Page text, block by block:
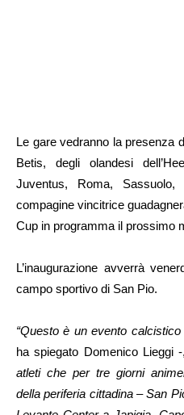
Le gare vedranno la presenza
Betis, degli olandesi
Juventus, Roma,
compagine vincitrice
Cup in programma il prossimo
L’inaugurazione avverrà
campo sportivo di San Pio.
“Questo è un evento
ha spiegato Domenico Lieggi
atleti che per tre giorni
della periferia cittadina – San